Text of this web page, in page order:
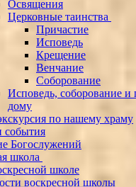
Освящения
Церковные таинства
Причастие
Исповедь
Крещение
Венчание
Соборование
Исповедь, соборование и
дому
по нашему храму
события
Богослужений
школа
школе
воскресной школы